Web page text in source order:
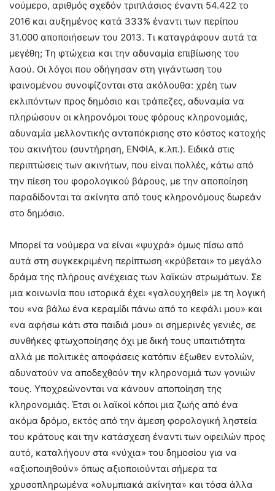
νούμερο, αριθμός σχεδόν τριπλάσιος έναντι 54.422 το
2016 και αυξημένος κατά 333% έναντι των περίπου
31.000 αποποιήσεων του 2013. Τι καταγράφουν αυτά τα
μεγέθη; Τη φτώχεια και την αδυναμία επιβίωσης του
λαού. Οι λόγοι που οδήγησαν στη γιγάντωση του
φαινομένου συνοψίζονται στα ακόλουθα: χρέη των
εκλιπόντων προς δημόσιο και τράπεζες, αδυναμία να
πληρώσουν οι κληρονόμοι τους φόρους κληρονομιάς,
αδυναμία μελλοντικής ανταπόκρισης στο κόστος κατοχής
του ακινήτου (συντήρηση, ΕΝΦΙΑ, κ.λπ.). Ειδικά στις
περιπτώσεις των ακινήτων, που είναι πολλές, κάτω από
την πίεση του φορολογικού βάρους, με την αποποίηση
παραδίδονται τα ακίνητα από τους κληρονόμους δωρεάν
στο δημόσιο.
Μπορεί τα νούμερα να είναι «ψυχρά» όμως πίσω από
αυτά στη συγκεκριμένη περίπτωση «κρύβεται» το μεγάλο
δράμα της πλήρους ανέχειας των λαϊκών στρωμάτων. Σε
μια κοινωνία που ιστορικά έχει «γαλουχηθεί» με τη λογική
του «να βάλω ένα κεραμίδι πάνω από το κεφάλι μου» και
«να αφήσω κάτι στα παιδιά μου» οι σημερινές γενιές, σε
συνθήκες φτωχοποίησης όχι με δική τους υπαιτιότητα
αλλά με πολιτικές αποφάσεις κατόπιν έξωθεν εντολών,
αδυνατούν να αποδεχθούν την κληρονομιά των γονιών
τους. Υποχρεώνονται να κάνουν αποποίηση της
κληρονομιάς. Έτσι οι λαϊκοί κόποι μια ζωής από ένα
ακόμα δρόμο, εκτός από την άμεση φορολογική ληστεία
του κράτους και την κατάσχεση έναντι των οφειλών προς
αυτό, καταλήγουν στα «νύχια» του δημοσίου για να
«αξιοποιηθούν» όπως αξιοποιούνται σήμερα τα
χρυσοπληρωμένα «ολυμπιακά ακίνητα» και τόσα άλλα